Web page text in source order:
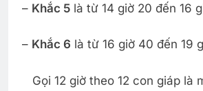
– Khắc 5 là từ 14 giờ 20 đến 16
– Khắc 6 là từ 16 giờ 40 đến 19
Gọi 12 giờ theo 12 con giáp là